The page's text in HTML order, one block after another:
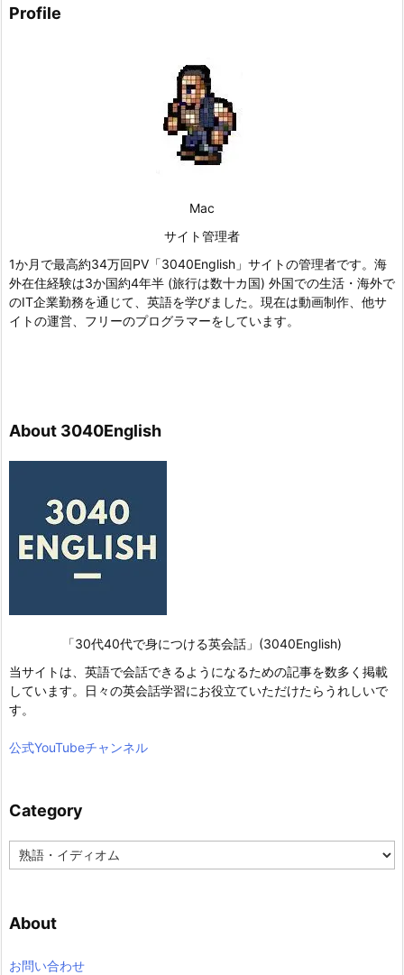
Profile
Mac
サイト管理者
1か月で最高約34万回PV「3040English」サイトの管理者です。海
外在住経験は3か国約4年半 (旅行は数十カ国) 外国での生活・海外で
のIT企業勤務を通じて、英語を学びました。現在は動画制作、他サ
イトの運営、フリーのプログラマーをしています。
About 3040English
「30代40代で身につける英会話」(3040English)
当サイトは、英語で会話できるようになるための記事を数多く掲載
しています。日々の英会話学習にお役立ていただけたらうれしいで
す。
公式YouTubeチャンネル
Category
a
g
r
About
お問い合わせ